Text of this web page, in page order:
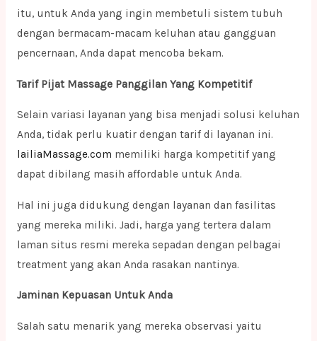
itu, untuk Anda yang ingin membetuli sistem tubuh
dengan bermacam-macam keluhan atau gangguan
pencernaan, Anda dapat mencoba bekam.
Tarif Pijat Massage Panggilan Yang Kompetitif
Selain variasi layanan yang bisa menjadi solusi keluhan
Anda, tidak perlu kuatir dengan tarif di layanan ini.
lailiaMassage.com memiliki harga kompetitif yang
dapat dibilang masih affordable untuk Anda.
Hal ini juga didukung dengan layanan dan fasilitas
yang mereka miliki. Jadi, harga yang tertera dalam
laman situs resmi mereka sepadan dengan pelbagai
treatment yang akan Anda rasakan nantinya.
Jaminan Kepuasan Untuk Anda
Salah satu menarik yang mereka observasi yaitu